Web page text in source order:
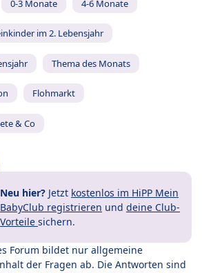
0-3 Monate 4-6 Monate
im 2. Lebensjahr
Thema des Monats
Flohmarkt
& Co
Neu hier? Jetzt kostenlos im HiPP Mein
BabyClub registrieren und deine Club-
Vorteile sichern.
Forum bildet nur allgemeine
der Fragen ab. Die Antworten sind